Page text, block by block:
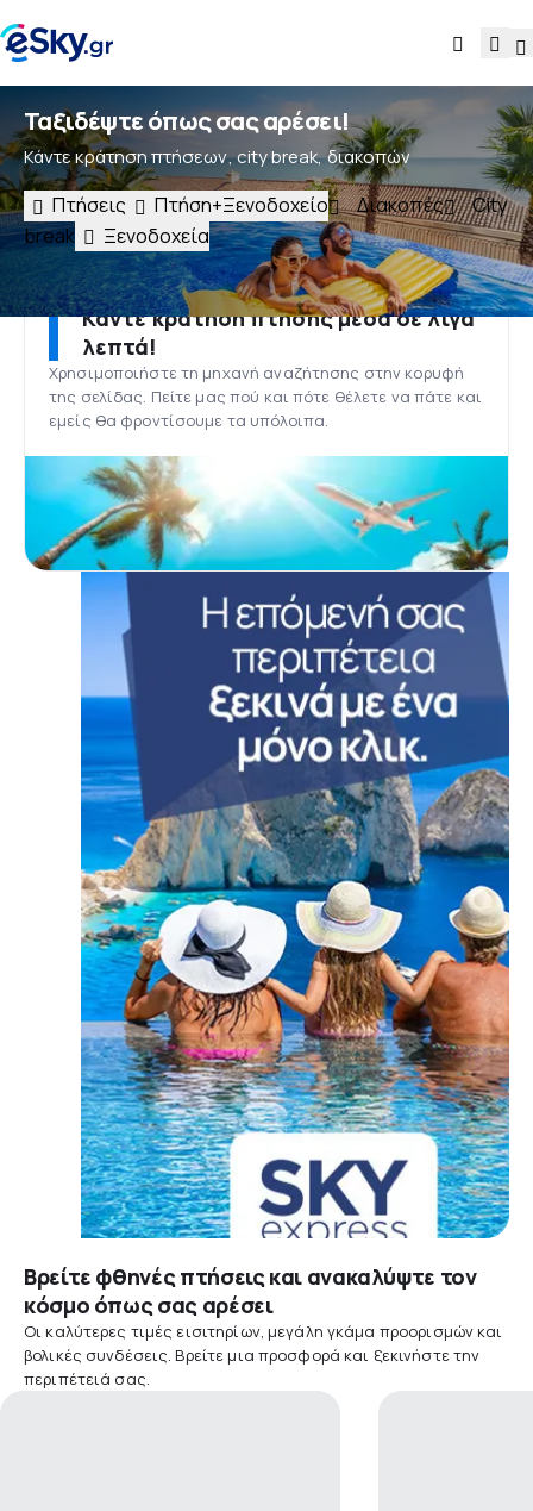
Ταξιδέψτε όπως σας αρέσει!
Κάντε κράτηση πτήσεων, city break, διακοπών
Πτήσεις Πτήση+Ξενοδοχείο Διακοπές
City
break
Ξενοδοχεία
Κάντε κράτηση πτήσης μέσα σε λίγα
λεπτά!
Χρησιμοποιήστε τη μηχανή αναζήτησης στην κορυφή
της σελίδας. Πείτε μας πού και πότε θέλετε να πάτε και
εμείς θα φροντίσουμε τα υπόλοιπα.
Βρείτε φθηνές πτήσεις και ανακαλύψτε τον
κόσμο όπως σας αρέσει
Οι καλύτερες τιμές εισιτηρίων, μεγάλη γκάμα προορισμών και
βολικές συνδέσεις. Βρείτε μια προσφορά και ξεκινήστε την
περιπέτειά σας.